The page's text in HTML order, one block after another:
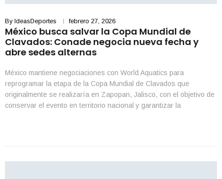
By IdeasDeportes febrero 27, 2026
México busca salvar la Copa Mundial de
Clavados: Conade negocia nueva fecha y
abre sedes alternas
México mantiene negociaciones con World Aquatics para
reprogramar la etapa de la Copa Mundial de Clavados que
originalmente se realizaría en Zapopan, Jalisco, con el objetivo de
conservar el evento en territorio nacional y garantizar la